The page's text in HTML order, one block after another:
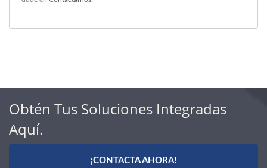
Obtén Tus Soluciones Integradas
Aquí.
¡CONTACTA AHORA!